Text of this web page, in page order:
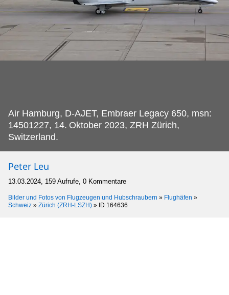
Air Hamburg, D-AJET, Embraer Legacy 650, msn:
14501227, 14. Oktober 2023, ZRH Zürich,
Switzerland.
Peter Leu
13.03.2024, 159 Aufrufe, 0 Kommentare
Bilder und Fotos von Flugzeugen und Hubschraubern » Flughäfen »
Schweiz » Zürich (ZRH-LSZH) » ID 164636